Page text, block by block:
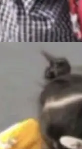
前苹
：
M
> 搜
殊之
，
于
学
、音
，AI
道
品
出
项目
行长
里
而
或
Dela
的
程师
案几